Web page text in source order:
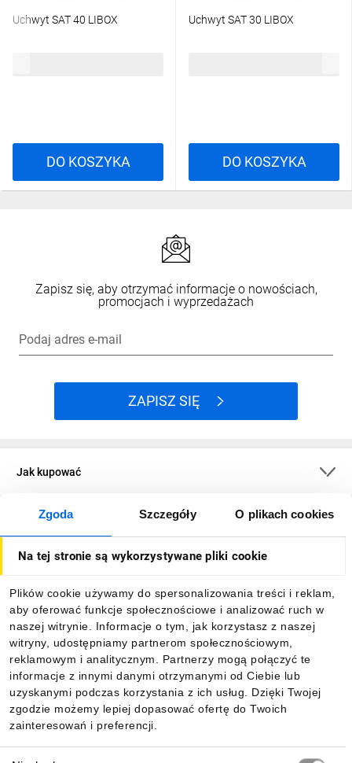
Zgoda Szczegóły O plikach cookies
Na tej stronie są wykorzystywane pliki cookie
Plików cookie używamy do spersonalizowania treści i reklam,
aby oferować funkcje społecznościowe i analizować ruch w
naszej witrynie. Informacje o tym, jak korzystasz z naszej
witryny, udostępniamy partnerom społecznościowym,
reklamowym i analitycznym. Partnerzy mogą połączyć te
informacje z innymi danymi otrzymanymi od Ciebie lub
uzyskanymi podczas korzystania z ich usług. Dzięki Twojej
zgodzie możemy lepiej dopasować ofertę do Twoich
zainteresowań i preferencji.
Uchwyt SAT 40 LIBOX
DO KOSZYKA
Uchwyt SAT 30 LIBOX
DO KOSZYKA
Zapisz się, aby otrzymać informacje o nowościach,
promocjach i wyprzedażach
Podaj adres e-mail
ZAPISZ SIĘ
Jak kupować
O firmie
Informacje
Pobierz naszą aplikację mobilną: